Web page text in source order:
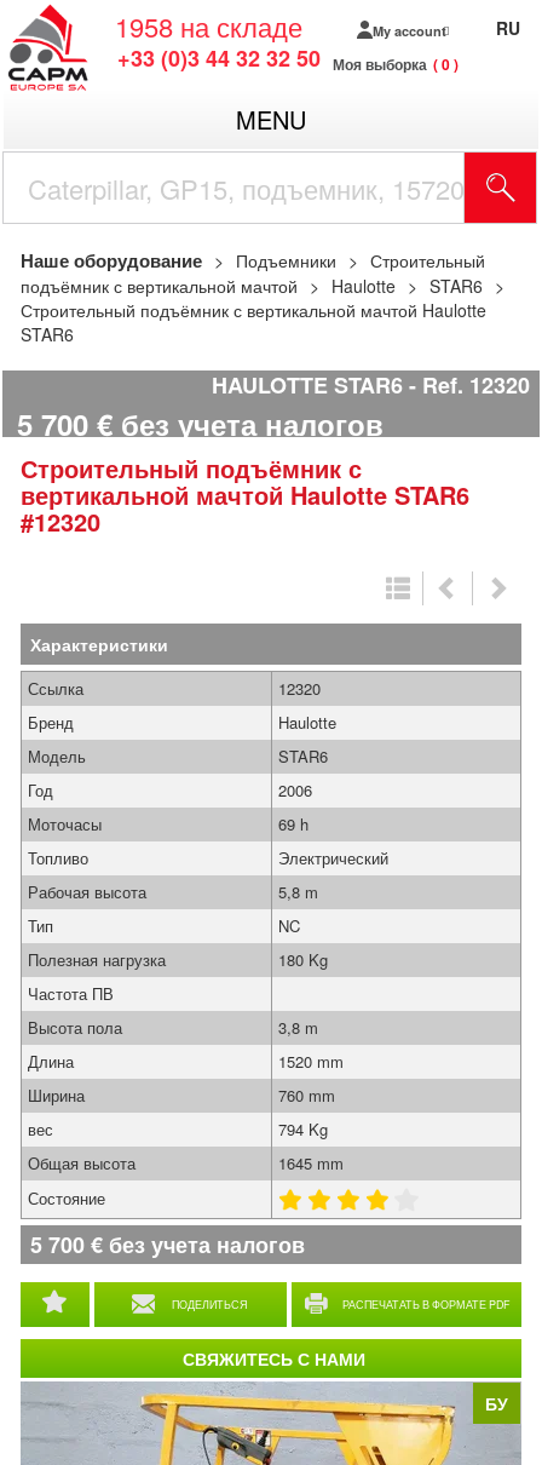
1958 на складе
+33 (0)3 44 32 32 50
My account
Моя выборка 0
RU
MENU
Наше оборудование Подъемники
Строительный
подъёмник с вертикальной мачтой
Haulotte
STAR6
Строительный подъёмник с вертикальной мачтой Haulotte
STAR6
HAULOTTE STAR6 Ref. 12320
5 700 € без учета налогов
Строительный подъёмник с
вертикальной мачтой Haulotte STAR6
#12320
БУ
Характеристики
ПОДЕЛИТЬСЯ РАСПЕЧАТАТЬ В ФОРМАТЕ PDF
Ссылка
12320
Бренд
Haulotte
Модель
STAR6
Год
2006
Моточасы
69 h
Топливо
Электрический
Рабочая высота
5,8 m
Тип
NC
Полезная нагрузка
180 Kg
Частота ПВ
Высота пола
3,8 m
Длина
1520 mm
Ширина
760 mm
вес
794 Kg
Общая высота
1645 mm
Состояние
5 700€ без учета налогов
СВЯЖИТЕСЬ С НАМИ